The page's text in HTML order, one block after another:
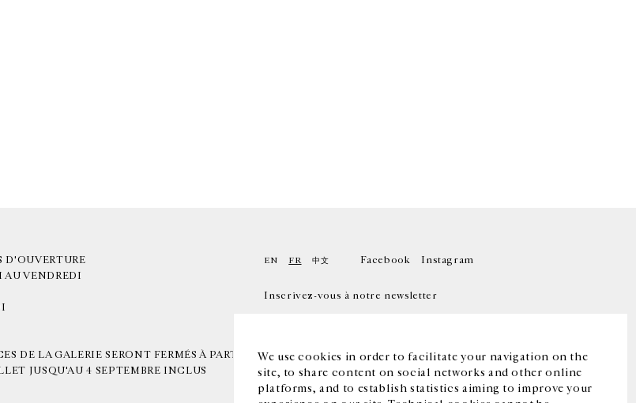
We use cookies in order to facilitate your navigation on the
site, to share content on social networks and other online
platforms, and to establish statistics aiming to improve your
D'OUVERTURE
AU VENDREDI
DE LA GALERIE SERONT FERMÉS À PARTIR
JUSQU'AU 4 SEPTEMBRE INCLUS
EN FR 中文 Facebook Instagram
Inscrivez-vous à notre newsletter